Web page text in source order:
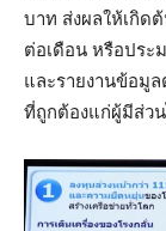
บาท ส่งผลให้เกิด
ต่อเดือน หรือประ
และรายงานข้อมู
ที่ถูกต้องแก่ผู้มีส่ว